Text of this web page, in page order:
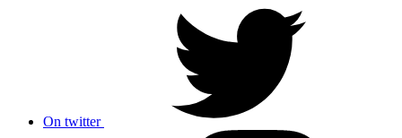
On twitter